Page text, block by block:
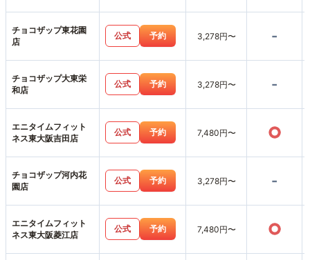
チョコザップ東花園
店
公式 予約 3,278円〜 -
チョコザップ大東栄
和店
公式 予約 3,278円〜 -
エニタイムフィット
ネス東大阪吉田店
公式 予約 7,480円〜 ○
チョコザップ河内花
園店
公式 予約 3,278円〜 -
エニタイムフィット
ネス東大阪菱江店
公式 予約 7,480円〜 ○